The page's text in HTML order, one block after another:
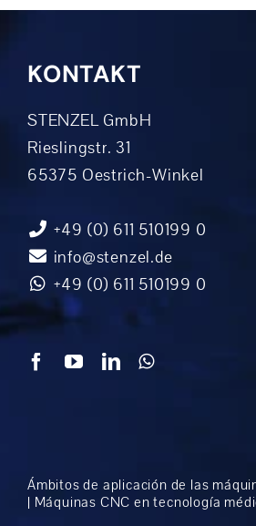
KONTAKT
STENZEL GmbH
Rieslingstr. 31
65375 Oestrich-Winkel
+49 (0) 611 510199 0
info@stenzel.de
+49 (0) 611 510199 0
Ámbitos de aplicación de las
| Máquinas CNC en tecnología